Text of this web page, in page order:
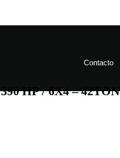
Contacto
HP / 6X4 – 42TON